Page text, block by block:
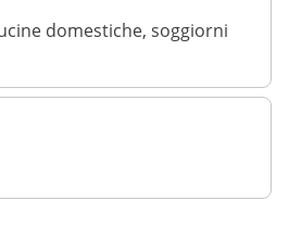
domestiche, soggiorni